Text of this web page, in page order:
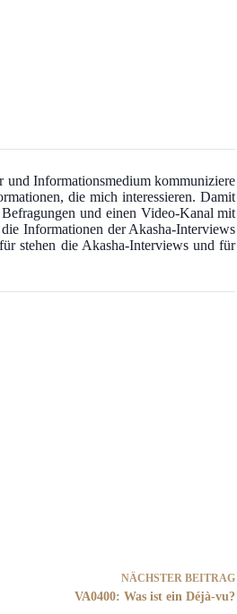
und Informationsmedium kommuniziere
die mich interessieren. Damit
und einen Video-Kanal mit
Informationen der Akasha-Interviews
stehen die Akasha-Interviews und für
NÄCHSTERBEITRAG
VA0400: Was ist ein Déjà-vu?